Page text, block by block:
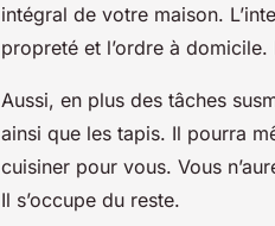
intégral de votre maison.
propreté et l’ordre à
Aussi, en plus des tâches
ainsi que les tapis. Il pourra
cuisiner pour vous. Vous
Il s’occupe du reste.